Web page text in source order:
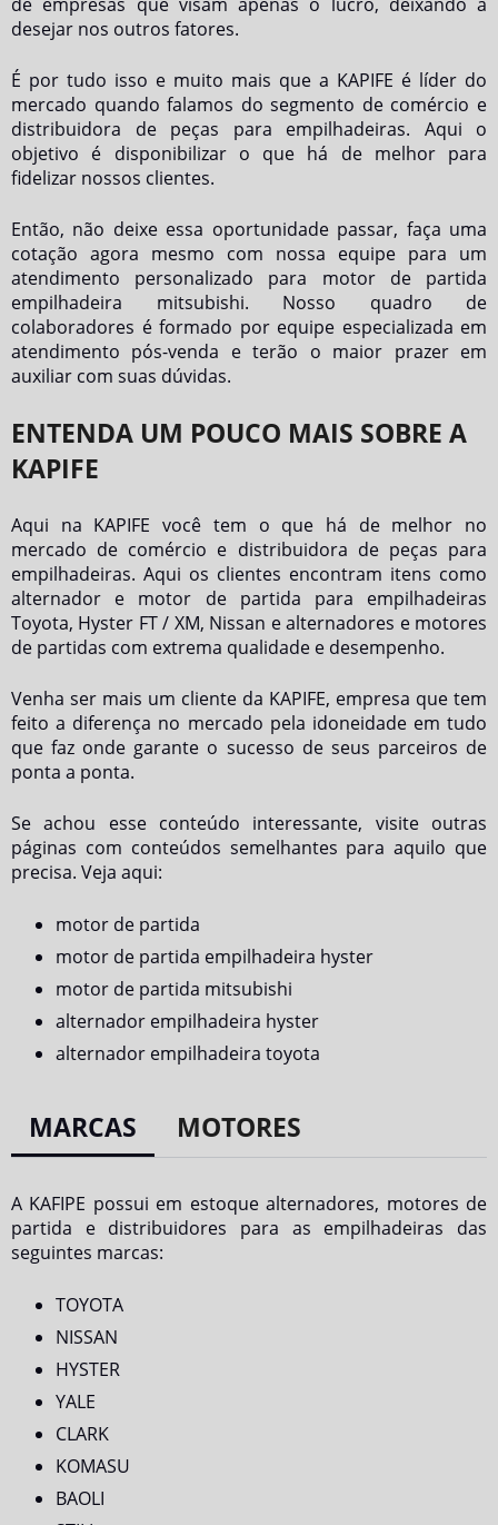
desejar nos outros fatores.
É por tudo isso e muito mais que a KAPIFE é líder do
mercado quando falamos do segmento de comércio e
distribuidora de peças para empilhadeiras. Aqui o
objetivo é disponibilizar o que há de melhor para
fidelizar nossos clientes.
Então, não deixe essa oportunidade passar, faça uma
cotação agora mesmo com nossa equipe para um
atendimento personalizado para motor de partida
empilhadeira mitsubishi. Nosso quadro de
colaboradores é formado por equipe especializada em
atendimento pós-venda e terão o maior prazer em
auxiliar com suas dúvidas.
ENTENDA UM POUCO MAIS SOBRE A
KAPIFE
Aqui na KAPIFE você tem o que há de melhor no
mercado de comércio e distribuidora de peças para
empilhadeiras. Aqui os clientes encontram itens como
alternador e motor de partida para empilhadeiras
Toyota, Hyster FT / XM, Nissan e alternadores e motores
de partidas com extrema qualidade e desempenho.
Venha ser mais um cliente da KAPIFE, empresa que tem
feito a diferença no mercado pela idoneidade em tudo
que faz onde garante o sucesso de seus parceiros de
ponta a ponta.
Se achou esse conteúdo interessante, visite outras
páginas com conteúdos semelhantes para aquilo que
precisa. Veja aqui:
motor de partida
motor de partida empilhadeira hyster
motor de partida mitsubishi
alternador empilhadeira hyster
alternador empilhadeira toyota
MARCAS MOTORES
A KAFIPE possui em estoque alternadores, motores de
partida e distribuidores para as empilhadeiras das
seguintes marcas:
TOYOTA
NISSAN
HYSTER
YALE
CLARK
KOMASU
BAOLI